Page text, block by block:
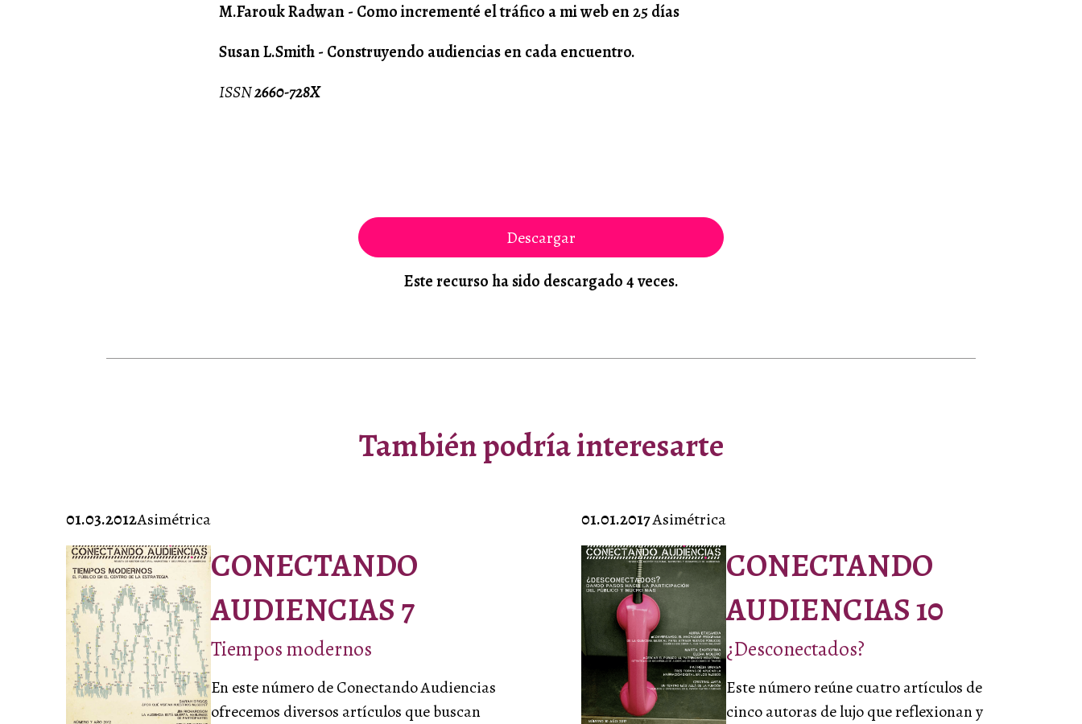
M.Farouk Radwan - Como incrementé el tráfico a mi web en 25 días
Susan L.Smith - Construyendo audiencias en cada encuentro.
ISSN2660-728X
Descargar
Este recurso ha sido descargado 4 veces.
Nombre Correo electrónico
He leído y acepto la
Descargar recurso
También podría interesarte
01.03.2012Asimétrica
CONECTANDO
AUDIENCIAS 7
Tiempos modernos
En este número de Conectando Audiencias
ofrecemos diversos artículos que buscan
01.01.2017Asimétrica
CONECTANDO
AUDIENCIAS 10
¿Desconectados?
Este número reúne cuatro artículos de
cinco autoras de lujo que reflexionan y